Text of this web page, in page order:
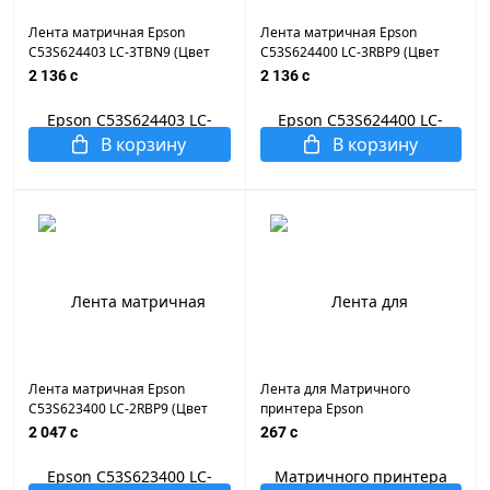
Лента матричная Epson
C53S624403 LC-3TBN9 (Цвет
ленты - прозрачный, цвет
длина 9м, прозрачная)
2 136 c
В корзину
Лента матричная Epson
C53S624400 LC-3RBP9 (Цвет
ленты - красный, цвет текста -
9м, пастельная)
2 136 c
В корзину
Лента матричная Epson
C53S623400 LC-2RBP9 (Цвет
ленты - красный, цвет текста -
9м, пастельная)
2 047 c
Лента для Матричного
принтера Epson
LX1050/1600K/LX300
267 c